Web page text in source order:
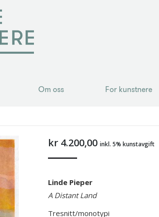
Om oss For kunstnere
kr4.200,00 inkl. 5% kunstavgift
Linde Pieper
A Distant Land
Tresnitt/monotypi